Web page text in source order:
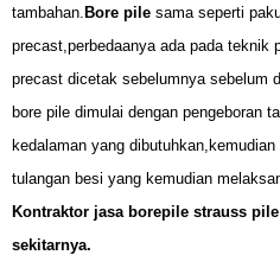
tambahan. Bore pile sama seperti
precast,perbedaanya ada pada teknik
precast dicetak sebelumnya sebelum
bore pile dimulai dengan pengeboran
kedalaman yang
tulangan besi yang kemudian
Kontraktor jasa borepile strauss
sekitarnya.